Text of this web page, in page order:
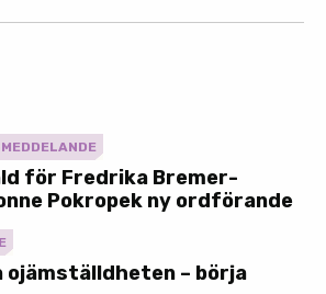
för Fredrika Bremer-
Pokropek ny ordförande
ojämställdheten – börja